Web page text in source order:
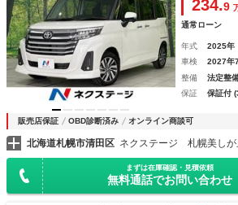
234.9
通常ローン
年式 2025年
車検
2027年
整備
法定整
保証
保証付
販売店保証 OBD診断済み オンライン商談可
北海道札幌市清田区 ネクステージ 札幌美しが
まずは在庫確認・見積依頼
無料通話でお問い合わせ